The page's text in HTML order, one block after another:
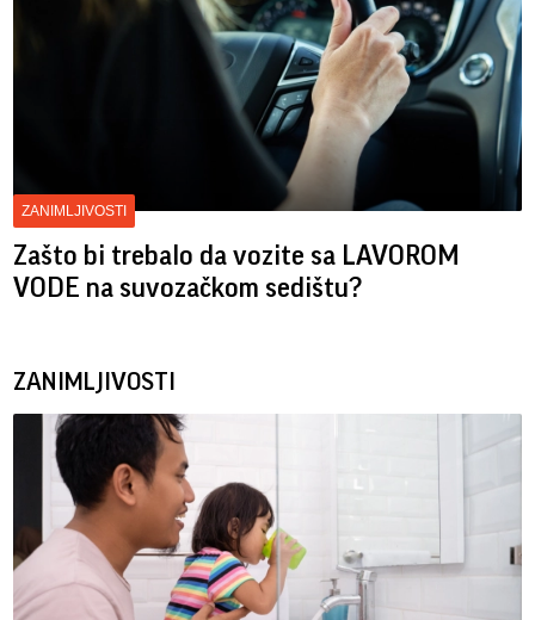
ZANIMLJIVOSTI
Zašto bi trebalo da vozite sa LAVOROM
VODE na suvozačkom sedištu?
ZANIMLJIVOSTI